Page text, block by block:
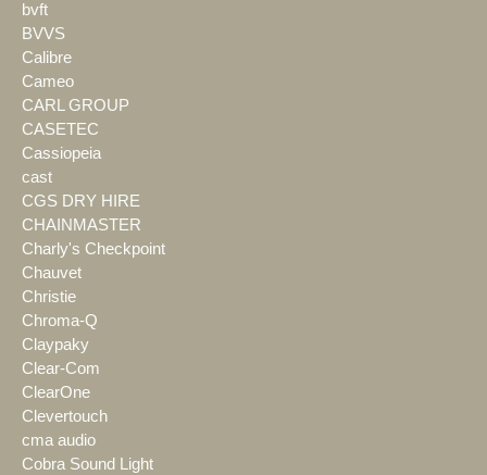
bvft
BVVS
Calibre
Cameo
CARL GROUP
CASETEC
Cassiopeia
cast
CGS DRY HIRE
CHAINMASTER
Charly's Checkpoint
Chauvet
Christie
Chroma-Q
Claypaky
Clear-Com
ClearOne
Clevertouch
cma audio
Cobra Sound Light